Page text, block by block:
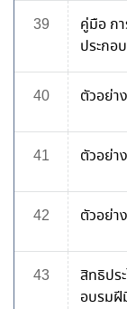
39
คู่มือ ก
ประกอ
40 ตัวอย่า
41 ตัวอย่า
42 ตัวอย่า
43
สิทธิปร
อบรมฝี